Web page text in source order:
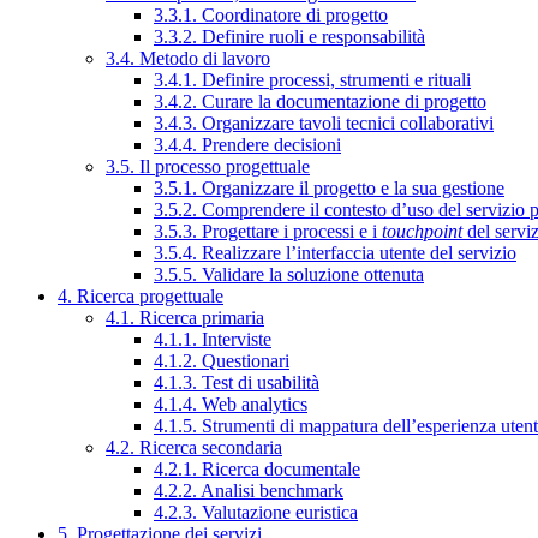
3.3.1. Coordinatore di progetto
3.3.2. Definire ruoli e responsabilità
3.4. Metodo di lavoro
3.4.1. Definire processi, strumenti e rituali
3.4.2. Curare la documentazione di progetto
3.4.3. Organizzare tavoli tecnici collaborativi
3.4.4. Prendere decisioni
3.5. Il processo progettuale
3.5.1. Organizzare il progetto e la sua gestione
3.5.2. Comprendere il contesto d’uso del servizio
3.5.3. Progettare i processi e i touchpointdel
3.5.4. Realizzare l’interfaccia utente del servizio
3.5.5. Validare la soluzione ottenuta
4. Ricerca progettuale
4.1. Ricerca primaria
4.1.1. Interviste
4.1.2. Questionari
4.1.3. Test di usabilità
4.1.4. Web analytics
4.1.5. Strumenti di mappatura dell’esperienza
4.2. Ricerca secondaria
4.2.1. Ricerca documentale
4.2.2. Analisi benchmark
4.2.3. Valutazione euristica
5. Progettazione dei servizi